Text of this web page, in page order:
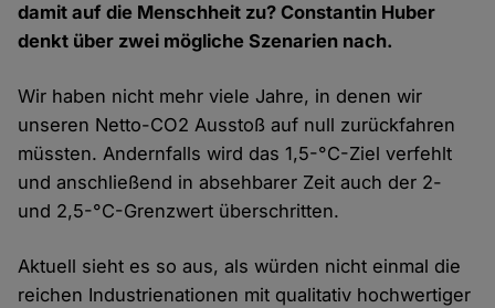
damit auf die Menschheit zu? Constantin Huber
denkt über zwei mögliche Szenarien nach.
Wir haben nicht mehr viele Jahre, in denen wir
unseren Netto-CO2 Ausstoß auf null zurückfahren
müssten. Andernfalls wird das 1,5-°C-Ziel verfehlt
und anschließend in absehbarer Zeit auch der 2-
und 2,5-°C-Grenzwert überschritten.
Aktuell sieht es so aus, als würden nicht einmal die
reichen Industrienationen mit qualitativ hochwertiger